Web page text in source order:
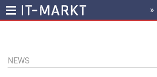
Inhalt
HEADER
MENU
»
NEWS